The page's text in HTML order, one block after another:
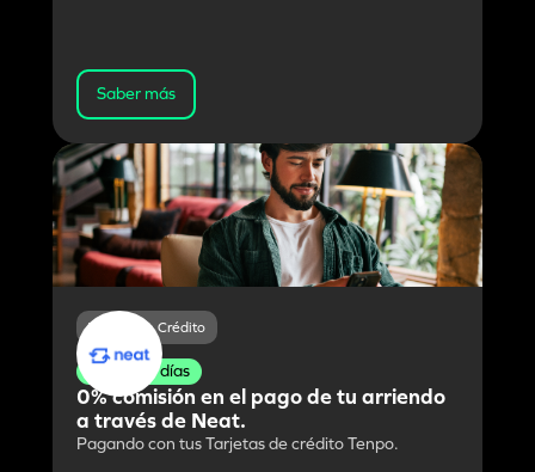
Saber más
Tarjeta de Crédito
Todos los días
0% comisión en el pago de tu arriendo
a través de Neat.
Pagando con tus Tarjetas de crédito Tenpo.